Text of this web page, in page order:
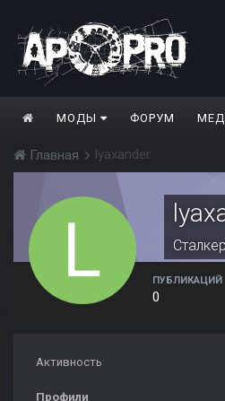
МОДЫ ФОРУМ
Главная lyaxander
ПУБЛИКАЦИЙ
0
Активность
Профили